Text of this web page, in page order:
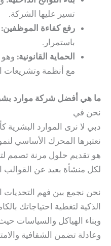
تسير عليها الشركة.
رفع كفاءة الموظفين:
باستمرار.
الحماية القانونية:
مع أنظمة وتشريعات
ما هي أفضل شركة موارد بشرية
نحن في
دبي لا نرى الموارد البشرية
نعتبرها المحرك الأساسي
هو تقديم حلول مرنة تصمم
لكل منشأة بعيد عن القوالب
نحن نجمع بين فهم
الذكية لتغطية احتياجاتك
وبناء الهياكل والسياسات
وعادلة تضمن الشفافية